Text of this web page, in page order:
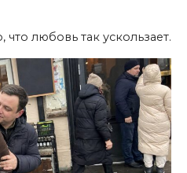
любовь так ускользает.